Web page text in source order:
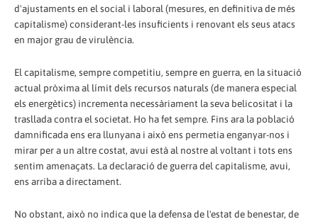
d'ajustaments en el social i laboral (mesures, en definitiva de més
capitalisme) considerant-les insuficients i renovant els seus atacs
en major grau de virulència.
El capitalisme, sempre competitiu, sempre en guerra, en la situació
actual pròxima al límit dels recursos naturals (de manera especial
els energètics) incrementa necessàriament la seva belicositat i la
trasllada contra el societat. Ho ha fet sempre. Fins ara la població
damnificada ens era llunyana i això ens permetia enganyar-nos i
mirar per a un altre costat, avui està al nostre al voltant i tots ens
sentim amenaçats. La declaració de guerra del capitalisme, avui,
ens arriba a directament.
No obstant, això no indica que la defensa de l'estat de benestar, de